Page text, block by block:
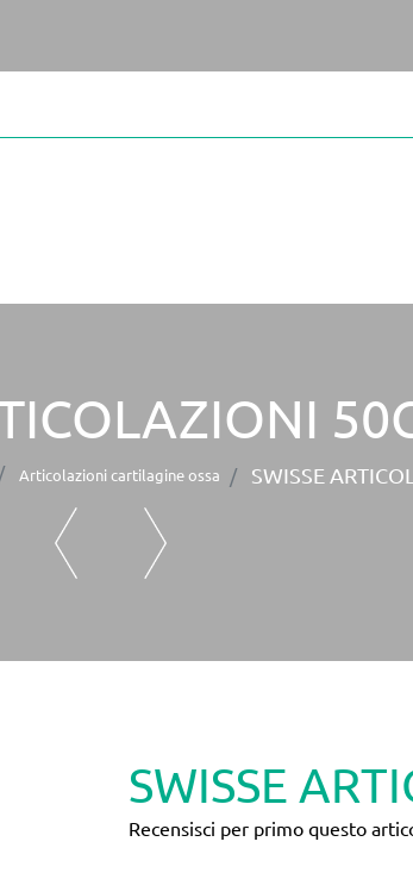
Articolazioni cartilagine ossa SWISSE
SWISSE
Recensisci per primo questo